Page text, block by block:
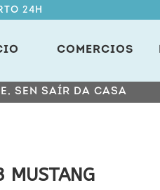
24H
COMERCIOS
SEN SAÍR DA CASA
MUSTANG